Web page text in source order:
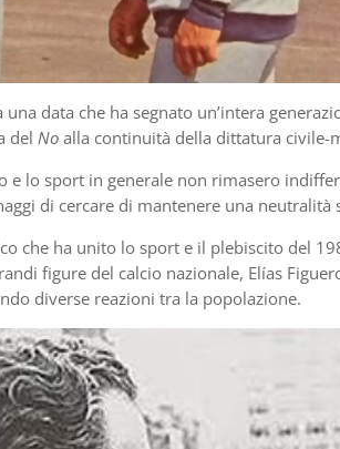
data che ha segnato un’intera
del No alla continuità della dittatura civile-
e lo sport in generale non rimasero
di cercare di mantenere una
che ha unito lo sport e il plebiscito del
figure del calcio nazionale, Elías
diverse reazioni tra la popolazione.